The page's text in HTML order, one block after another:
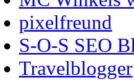
pixelfreund
S-O-S SEO
Travelblogger